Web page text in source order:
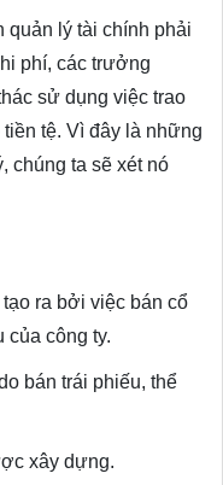
quản lý tài chính phải
phí, các trưởng
sử dụng việc trao
tệ. Vì đây là những
chúng ta sẽ xét nó
ra bởi việc bán cổ
của công ty.
bán trái phiếu, thể
xây dựng.